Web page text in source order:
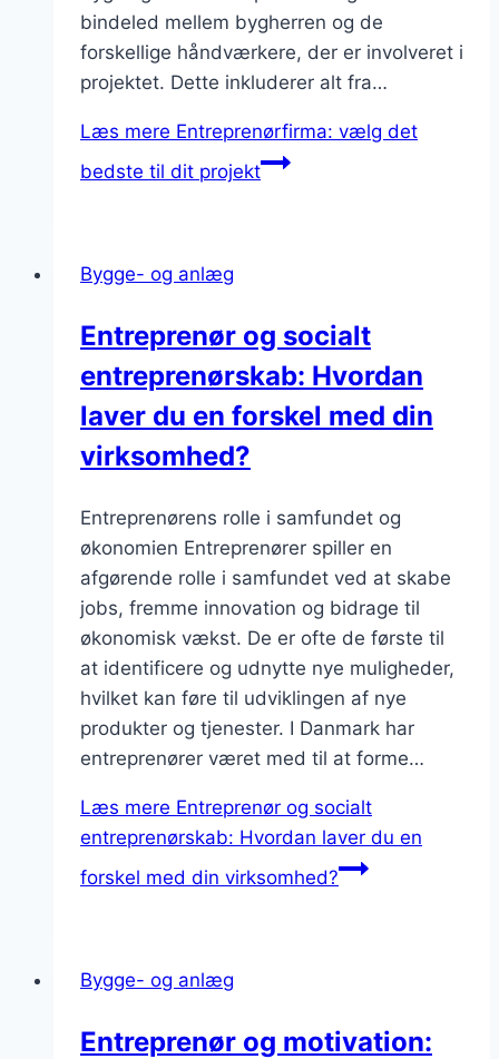
bindeled mellem bygherren og de
forskellige håndværkere, der er involveret i
projektet. Dette inkluderer alt fra…
Læs mere Entreprenørfirma: vælg det
bedste til dit projekt
Bygge- og anlæg
Entreprenør og socialt
entreprenørskab: Hvordan
laver du en forskel med din
virksomhed?
Entreprenørens rolle i samfundet og
økonomien Entreprenører spiller en
afgørende rolle i samfundet ved at skabe
jobs, fremme innovation og bidrage til
økonomisk vækst. De er ofte de første til
at identificere og udnytte nye muligheder,
hvilket kan føre til udviklingen af nye
produkter og tjenester. I Danmark har
entreprenører været med til at forme…
Læs mere Entreprenør og socialt
entreprenørskab: Hvordan laver du en
forskel med din virksomhed?
Bygge- og anlæg
Entreprenør og motivation: